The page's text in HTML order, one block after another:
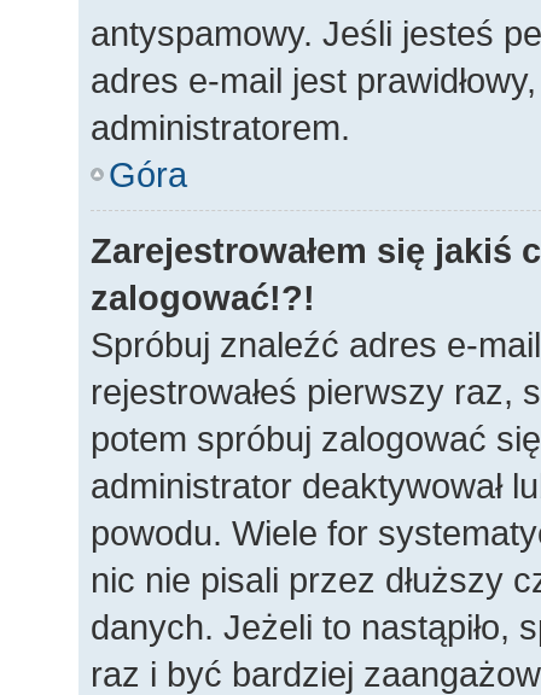
antyspamowy. Jeśli jesteś
adres e-mail jest
administratorem.
Góra
Zarejestrowałem się jakiś
zalogować!?!
Spróbuj znaleźć adres e-
rejestrowałeś pierwszy raz,
potem spróbuj zalogować
administrator deaktywował
powodu. Wiele for
nic nie pisali przez dłuższy
danych. Jeżeli to nastąpiło,
raz i być bardziej